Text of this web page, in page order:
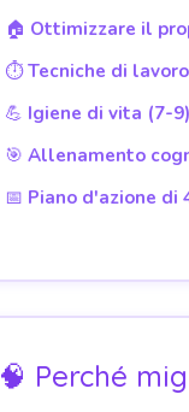
🏠 Ottimizzare il
⏱️ Tecniche di
💪 Igiene di vita (7-9)
🎯 Allenamento
📅 Piano d'azione di
🧠 Perché